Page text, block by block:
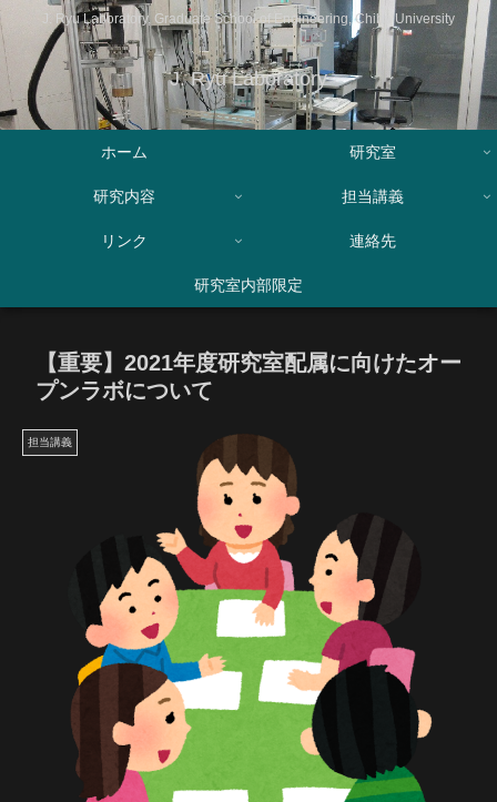
J. Ryu Laboratory, Graduate School of Engineering, Chiba University
J. Ryu Laboratory
ホーム 研究室
研究内容 担当講義
リンク 連絡先
研究室内部限定
【重要】2021年度研究室配属に向けたオー
プンラボについて
担当講義